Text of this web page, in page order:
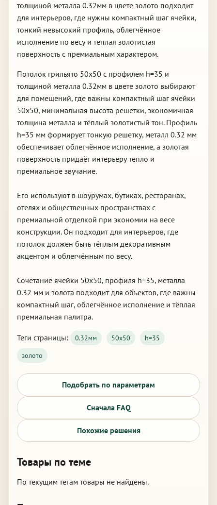
толщиной металла 0.32мм в цвете золото подходит
для интерьеров, где нужны компактный шаг ячейки,
тонкий невысокий профиль, облегчённое
исполнение по весу и теплая золотистая
поверхность с премиальным характером.
Потолок грильято 50х50 с профилем h=35 и
толщиной металла 0.32мм в цвете золото выбирают
для помещений, где важны компактный шаг ячейки
50х50, минимальная высота решетки, экономичная
толщина металла и тёплый золотистый тон. Профиль
h=35 мм формирует тонкую решетку, металл 0.32 мм
обеспечивает облегчённое исполнение, а золотая
поверхность придаёт интерьеру тепло и
премиальное звучание.
Его используют в шоурумах, бутиках, ресторанах,
отелях и общественных пространствах с
премиальной отделкой при экономии на весе
конструкции. Он подходит для интерьеров, где
потолок должен быть тёплым декоративным
акцентом и облегчённым по весу.
Сочетание ячейки 50х50, профиля h=35, металла
0.32 мм и золота подходит для объектов, где важны
компактный шаг, облегчённое исполнение и тёплая
премиальная палитра.
Теги страницы: 0.32мм 50х50
h=35
золото
Подобрать по параметрам
Сначала FAQ
Похожие решения
Товары по теме
По текущим тегам товары не найдены.